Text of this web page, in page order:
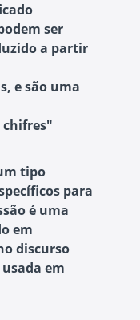
ser
a partir
e são uma
chifres"
tipo
para
é uma
em
discurso
em